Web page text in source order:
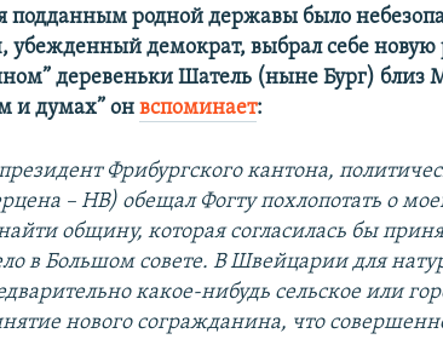
подданным родной державы было
убежденный демократ, выбрал себе новую
деревеньки Шатель (ныне Бург) близ
и думах” онвспоминает:
Фрибургского кантона,
– НВ) обещал Фогту похлопотать о
общину, которая согласилась бы
в Большом совете. В Швейцарии для
какое-нибудь сельское или
нового согражданина, что